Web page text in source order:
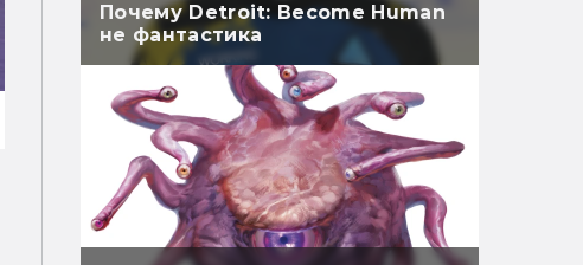
Почему Detroit: Become Human
не фантастика